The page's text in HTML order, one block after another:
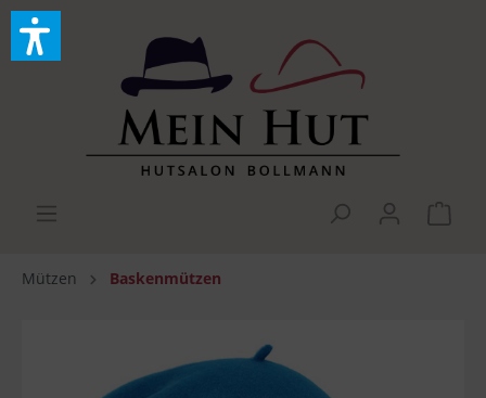
Mützen Baskenmützen